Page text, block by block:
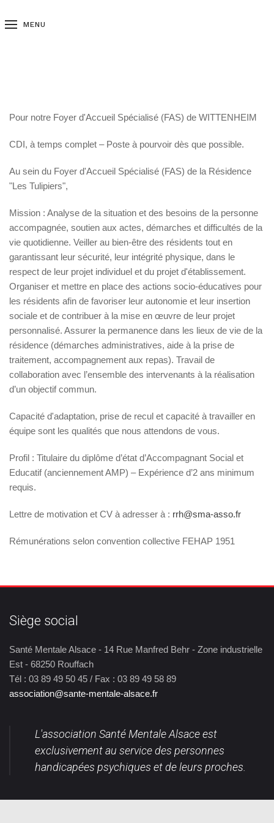
MENU
Pour notre Foyer d'Accueil Spécialisé (FAS) de WITTENHEIM
CDI, à temps complet – Poste à pourvoir dès que possible.
Au sein du Foyer d'Accueil Spécialisé (FAS) de la Résidence
"Les Tulipiers",
Mission : Analyse de la situation et des besoins de la personne
accompagnée, soutien aux actes, démarches et difficultés de la
vie quotidienne. Veiller au bien-être des résidents tout en
garantissant leur sécurité, leur intégrité physique, dans le
respect de leur projet individuel et du projet d'établissement.
Organiser et mettre en place des actions socio-éducatives pour
les résidents afin de favoriser leur autonomie et leur insertion
sociale et de contribuer à la mise en œuvre de leur projet
personnalisé. Assurer la permanence dans les lieux de vie de la
résidence (démarches administratives, aide à la prise de
traitement, accompagnement aux repas). Travail de
collaboration avec l’ensemble des intervenants à la réalisation
d’un objectif commun.
Capacité d'adaptation, prise de recul et capacité à travailler en
équipe sont les qualités que nous attendons de vous.
Profil : Titulaire du diplôme d’état d’Accompagnant Social et
Educatif (anciennement AMP) – Expérience d’2 ans minimum
requis.
Lettre de motivation et CV à adresser à : rrh@sma-asso.fr
Rémunérations selon convention collective FEHAP 1951
Siège social
Santé Mentale Alsace - 14 Rue Manfred Behr - Zone industrielle
Est - 68250 Rouffach
Tél : 03 89 49 50 45 / Fax : 03 89 49 58 89
association@sante-mentale-alsace.fr
L'association Santé Mentale Alsace est
exclusivement au service des personnes
handicapées psychiques et de leurs proches.